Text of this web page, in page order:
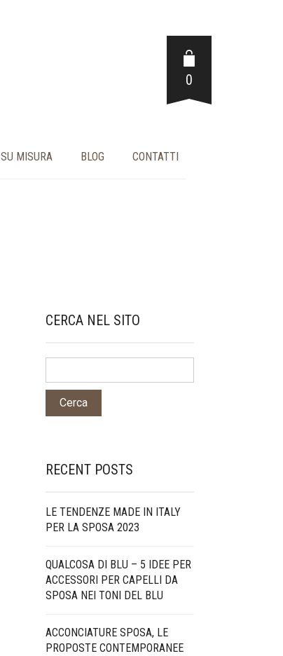
SU MISURA BLOG CONTATTI
0
CERCA NEL SITO
RECENT POSTS
LE TENDENZE MADE IN ITALY
PER LA SPOSA 2023
QUALCOSA DI BLU – 5 IDEE PER
ACCESSORI PER CAPELLI DA
SPOSA NEI TONI DEL BLU
ACCONCIATURE SPOSA, LE
PROPOSTE CONTEMPORANEE